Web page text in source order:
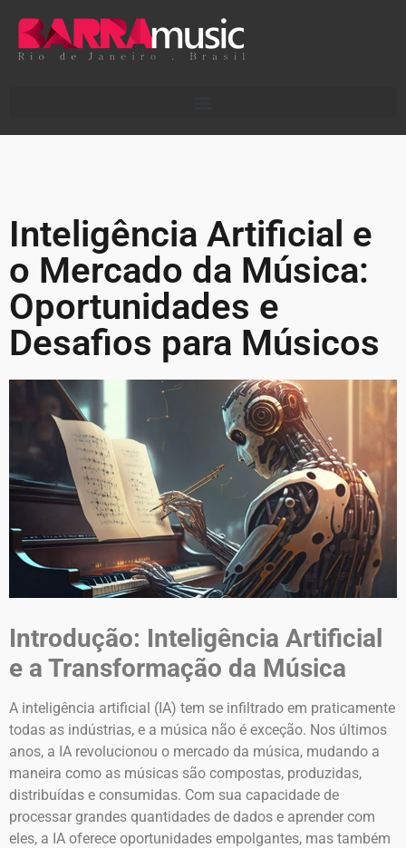
Inteligência Artificial e
o Mercado da Música:
Oportunidades e
Desafios para Músicos
Introdução: Inteligência Artificial
e a Transformação da Música
A inteligência artificial (IA) tem se infiltrado em praticamente
todas as indústrias, e a música não é exceção. Nos últimos
anos, a IA revolucionou o mercado da música, mudando a
maneira como as músicas são compostas, produzidas,
distribuídas e consumidas. Com sua capacidade de
processar grandes quantidades de dados e aprender com
eles, a IA oferece oportunidades empolgantes, mas também